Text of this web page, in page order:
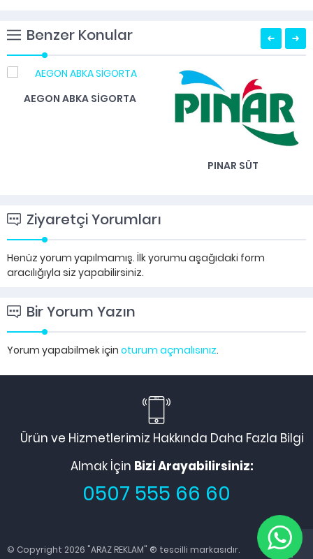
Benzer Konular
AEGON ABKA SİGORTA
PINAR SÜT
Ziyaretçi Yorumları
Henüz yorum yapılmamış. İlk yorumu aşağıdaki form
aracılığıyla siz yapabilirsiniz.
Bir Yorum Yazın
Yorum yapabilmek için oturum açmalısınız.
Ürün ve Hizmetlerimiz Hakkında Daha Fazla Bilgi
Almak İçin Bizi Arayabilirsiniz:
0507 555 66 60
© Copyright 2026 "ARAZ REKLAM" ® tescilli markasıdır.